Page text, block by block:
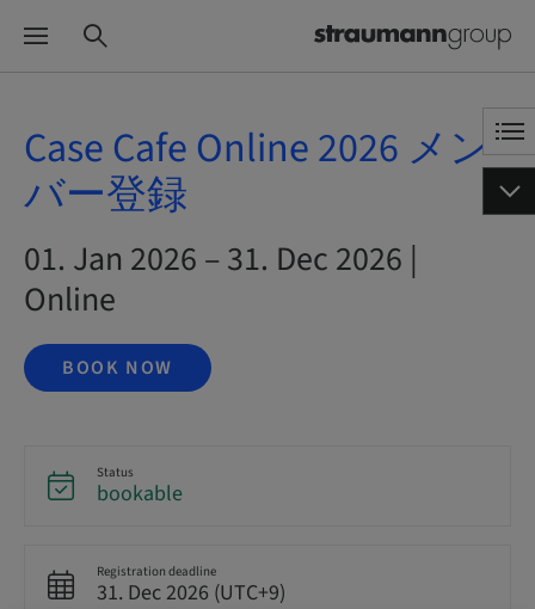
Case Cafe Online 2026 メン
バー登録
01. Jan 2026 – 31. Dec 2026 |
Online
BOOK NOW
Status
bookable
Registration deadline
31. Dec 2026 (UTC+9)